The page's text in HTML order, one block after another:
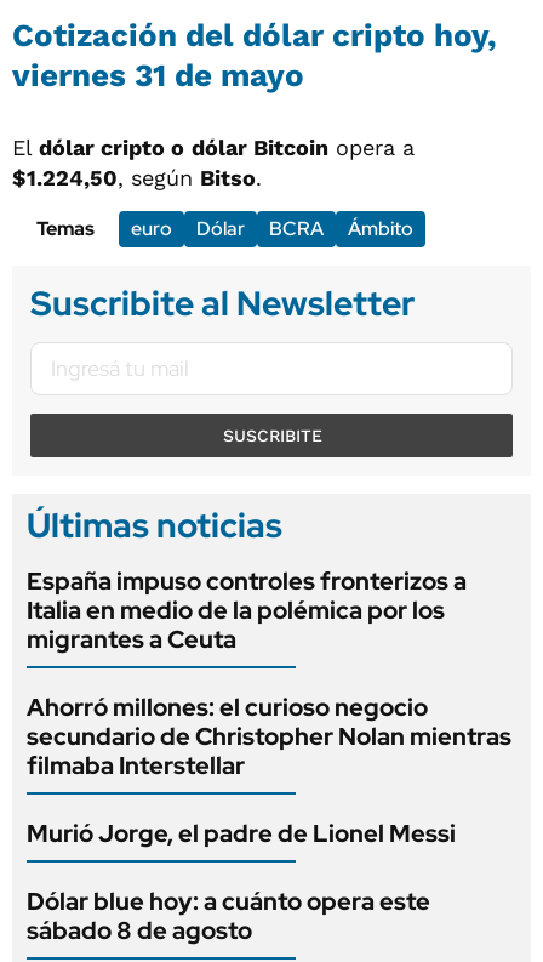
Cotización del dólar cripto hoy,
viernes 31 de mayo
El dólar cripto o dólar Bitcoin opera a
$1.224,50, según Bitso.
Temas
euro Dólar BCRA Ámbito
Suscribite al Newsletter
SUSCRIBITE
Últimas noticias
España impuso controles fronterizos a
Italia en medio de la polémica por los
migrantes a Ceuta
Ahorró millones: el curioso negocio
secundario de Christopher Nolan mientras
filmaba Interstellar
Murió Jorge, el padre de Lionel Messi
Dólar blue hoy: a cuánto opera este
sábado 8 de agosto